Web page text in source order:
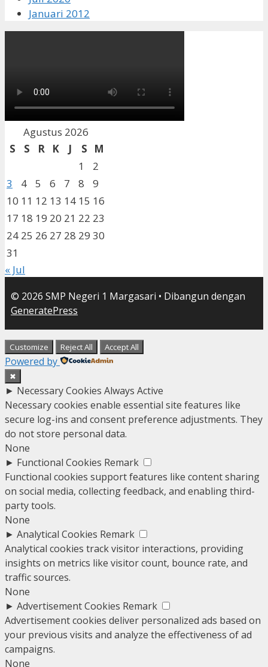
Januari 2012
Agustus 2026
S
S R K J S
M
1
2
3
4 5 6 7 8
9
10 11 12 13 14 15 16
17 18 19 20 21 22 23
24 25 26 27 28 29 30
31
« Jul
© 2026 SMP Negeri 1 Margasari • Dibangun dengan
GeneratePress
Customize Reject All Accept All
Powered by
✖
► Necessary Cookies Always Active
Necessary cookies enable essential site features like
secure log-ins and consent preference adjustments. They
do not store personal data.
None
► Functional Cookies Remark
Functional cookies support features like content sharing
on social media, collecting feedback, and enabling third-
party tools.
None
► Analytical Cookies Remark
Analytical cookies track visitor interactions, providing
insights on metrics like visitor count, bounce rate, and
traffic sources.
None
► Advertisement Cookies Remark
Advertisement cookies deliver personalized ads based on
your previous visits and analyze the effectiveness of ad
campaigns.
None